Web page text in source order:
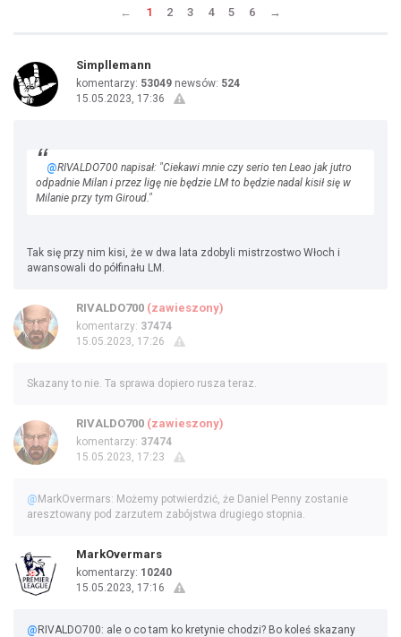
← 1 2 3 4 5 6 →
Simpllemann
komentarzy: 53049 newsów: 524
15.05.2023, 17:36
@RIVALDO700 napisał: "Ciekawi mnie czy serio ten Leao jak jutro
odpadnie Milan i przez ligę nie będzie LM to będzie nadal kisił się w
Milanie przy tym Giroud."
Tak się przy nim kisi, że w dwa lata zdobyli mistrzostwo Włoch i
awansowali do półfinału LM.
RIVALDO700 (zawieszony)
komentarzy: 37474
15.05.2023, 17:26
Skazany to nie. Ta sprawa dopiero rusza teraz.
RIVALDO700 (zawieszony)
komentarzy: 37474
15.05.2023, 17:23
@ MarkOvermars: Możemy potwierdzić, że Daniel Penny zostanie
aresztowany pod zarzutem zabójstwa drugiego stopnia.
MarkOvermars
komentarzy: 10240
15.05.2023, 17:16
@ RIVALDO700: ale o co tam ko kretynie chodzi? Bo koleś skazany